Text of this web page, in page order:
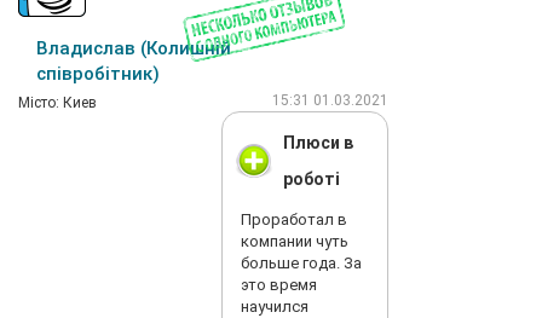
Владислав (Колишній
співробітник)
Мiсто: Киев 15:31 01.03.2021
Плюси в
роботі
Проработал в
компании чуть
больше года. За
это время
научился